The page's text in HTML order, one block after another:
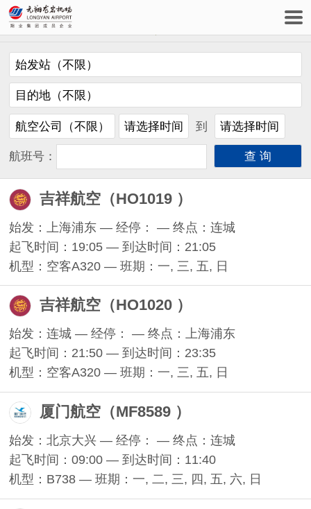
到
航班号：
吉祥航空（HO1019 ）
始发：上海浦东 — 经停： — 终点：连城
起飞时间：19:05 — 到达时间：21:05
机型：空客A320 — 班期：一, 三, 五, 日
吉祥航空（HO1020 ）
始发：连城 — 经停： — 终点：上海浦东
起飞时间：21:50 — 到达时间：23:35
机型：空客A320 — 班期：一, 三, 五, 日
厦门航空（MF8589 ）
始发：北京大兴 — 经停： — 终点：连城
起飞时间：09:00 — 到达时间：11:40
机型：B738 — 班期：一, 二, 三, 四, 五, 六, 日